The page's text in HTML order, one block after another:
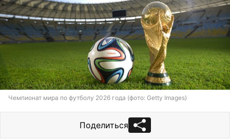
Чемпионат мира по футболу 2026 года (фото: Getty Images)
Поделиться